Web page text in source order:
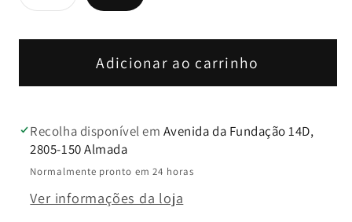
-
Walk&amp;Go
-
Walk&amp;Go
esgotada
indisponível
Adicionar ao carrinho
Recolha disponível em Avenida da Fundação 14D,
2805-150 Almada
Normalmente pronto em 24 horas
Ver informações da loja